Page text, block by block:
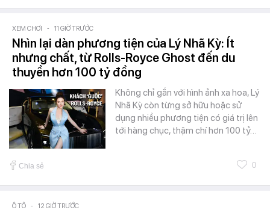
XEM CHƠI - 11 GIỜ TRƯỚC
Nhìn lại dàn phương tiện của Lý Nhã Kỳ: Ít
nhưng chất, từ Rolls-Royce Ghost đến du
thuyền hơn 100 tỷ đồng
Không chỉ gắn với hình ảnh xa hoa, Lý
Nhã Kỳ còn từng sở hữu hoặc sử
dụng nhiều phương tiện có giá trị lên
tới hàng chục, thậm chí hơn 100 tỷ…
Chia sẻ 0
Ô TÔ - 12 GIỜ TRƯỚC